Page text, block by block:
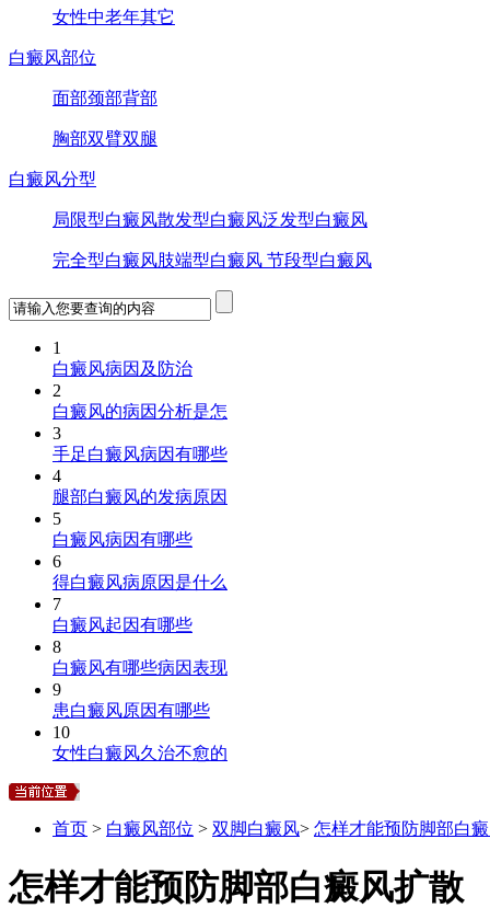
女性中老年其它
白癜风部位
面部颈部背部
胸部双臂双腿
白癜风分型
局限型白癜风散发型白癜风泛发型白癜风
完全型白癜风肢端型白癜风 节段型白癜风
1
白癜风病因及防治
2
白癜风的病因分析是怎
3
手足白癜风病因有哪些
4
腿部白癜风的发病原因
5
白癜风病因有哪些
6
得白癜风病原因是什么
7
白癜风起因有哪些
8
白癜风有哪些病因表现
9
患白癜风原因有哪些
10
女性白癜风久治不愈的
首页 > 白癜风部位 > 双脚白癜风> 怎样才能预防脚部白
怎样才能预防脚部白癜风扩散